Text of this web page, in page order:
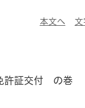
本文へ
文
許証交付 の巻